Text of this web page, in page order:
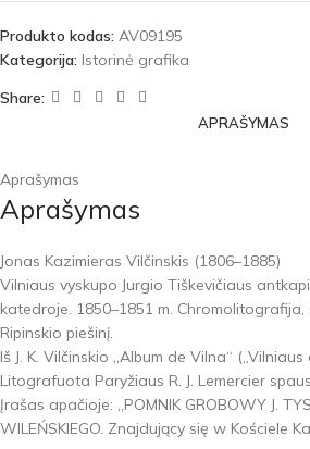
Produkto kodas: AV09195
Kategorija: Istorinė grafika
Share:
APRAŠYMAS
Aprašymas
Aprašymas
Jonas Kazimieras Vilčinskis (1806–1885)
Vilniaus vyskupo Jurgio Tiškevičiaus
katedroje. 1850–1851 m.
Ripinskio piešinį.
Iš J. K. Vilčinskio „Album de Vilna“ („Vilniaus
Litografuota Paryžiaus R. J. Lemercier
Įrašas apačioje: „POMNIK GROBOWY J.
WILEŃSKIEGO. Znajdujący się w Kościele